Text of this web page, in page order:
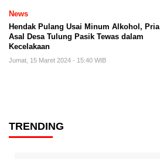
News
Hendak Pulang Usai Minum Alkohol, Pria
Asal Desa Tulung Pasik Tewas dalam
Kecelakaan
Jumat, 15 Maret 2024 - 15:40 WIB
TRENDING